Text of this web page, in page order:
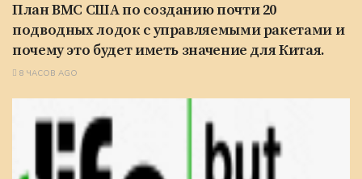
План ВМС США по созданию почти 20
подводных лодок с управляемыми ракетами и
почему это будет иметь значение для Китая.
8 ЧАСОВ AGO